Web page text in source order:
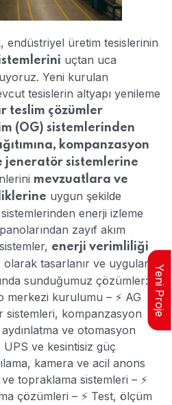
endüstriyel üretim tesislerinin
uçtan uca
Yeni kurulan
tesislerin altyapı yenileme
teslim çözümler
(OG) sistemlerinden
kompanzasyon
jeneratör sistemlerine
mevzuatlara ve
uygun şekilde
sistemlerinden enerji izleme
zayıf akım
enerji verimliliği
olarak tasarlanır ve uygulanır.
sunduğumuz çözümler: –
merkezi kurulumu – ⚡ AG
sistemleri, kompanzasyon
aydınlatma ve otomasyon
UPS ve kesintisiz güç
kamera ve acil anons
ve topraklama sistemleri – ⚡
çözümleri – ⚡ Test, ölçüm
Yeni Proje